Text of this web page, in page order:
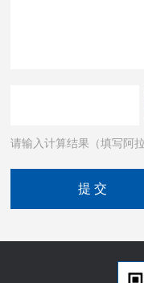
请输入计算结果（填写阿